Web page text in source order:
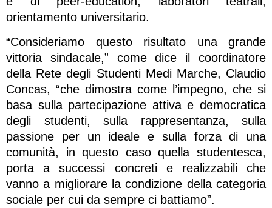
orientamento universitario.
“Consideriamo questo risultato una grande
vittoria sindacale,” come dice il coordinatore
della Rete degli Studenti Medi Marche, Claudio
Concas, “che dimostra come l’impegno, che si
basa sulla partecipazione attiva e democratica
degli studenti, sulla rappresentanza, sulla
passione per un ideale e sulla forza di una
comunità, in questo caso quella studentesca,
porta a successi concreti e realizzabili che
vanno a migliorare la condizione della categoria
sociale per cui da sempre ci battiamo”.